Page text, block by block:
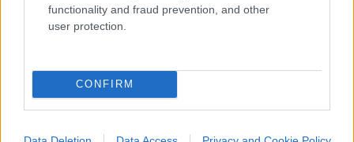
functionality and fraud prevention, and other
user protection.
CONFIRM
L’evoluzione del percorso
personale di Roberto Riccio
La nascita di NEOS_VLTRA rappresenta anche